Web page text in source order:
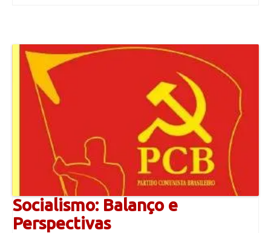
Socialismo: Balanço e
Perspectivas